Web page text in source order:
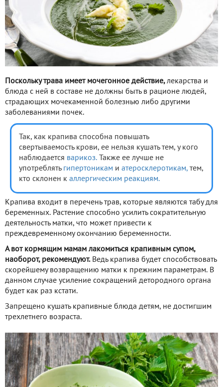
Поскольку трава имеет мочегонное действие,лекарства и
блюда с ней в составе не должны быть в рационе людей,
страдающих мочекаменной болезнью либо другими
заболеваниями почек.
Так, как крапива способна повышать
свертываемость крови, ее нельзя кушать тем, у кого
наблюдается варикоз. Также ее лучше не
употреблять гипертоникам и атеросклеротикам, тем,
кто склонен к аллергическим реакциям.
Крапива входит в перечень трав, которые являются табу для
беременных. Растение способно усилить сократительную
деятельность матки, что может привести к
преждевременному окончанию беременности.
А вот кормящим мамам лакомиться крапивным супом,
наоборот, рекомендуют.Ведь крапива будет способствовать
скорейшему возвращению матки к прежним параметрам. В
данном случае усиление сокращений детородного органа
будет как раз кстати.
Запрещено кушать крапивные блюда детям, не достигшим
трехлетнего возраста.